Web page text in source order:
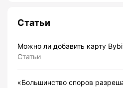
Статьи
Можно ли добавить карту
Статьи
«Большинство споров